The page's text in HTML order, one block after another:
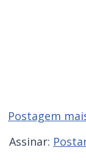
Postagem
Assinar: